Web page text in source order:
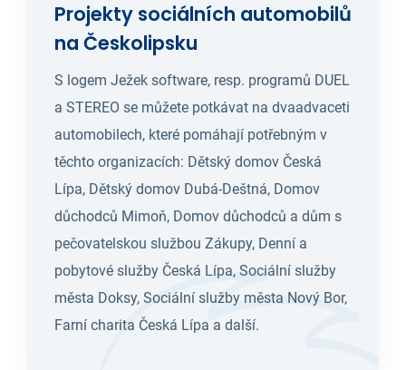
Projekty sociálních automobilů
na Českolipsku
S logem Ježek software, resp. programů DUEL
a STEREO se můžete potkávat na dvaadvaceti
automobilech, které pomáhají potřebným v
těchto organizacích: Dětský domov Česká
Lípa, Dětský domov Dubá-Deštná, Domov
důchodců Mimoň, Domov důchodců a dům s
pečovatelskou službou Zákupy, Denní a
pobytové služby Česká Lípa, Sociální služby
města Doksy, Sociální služby města Nový Bor,
Farní charita Česká Lípa a další.